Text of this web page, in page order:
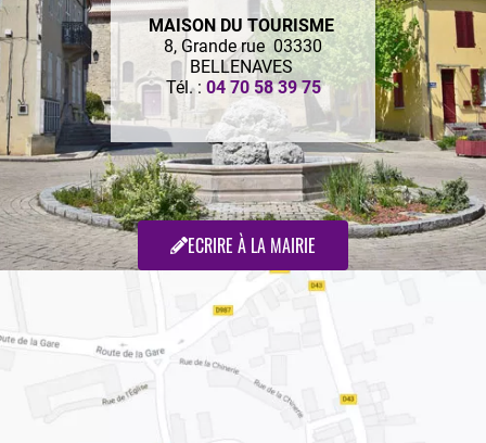
MAISON DU TOURISME
8, Grande rue 03330
BELLENAVES
Tél. : 04 70 58 39 75
ECRIRE À LA MAIRIE